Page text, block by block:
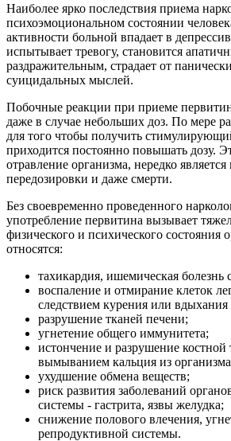
Наиболее ярко последствия приема
психоэмоциональном состоянии
активности больной впадает в
испытывает тревогу, становится
раздражительным, страдает от
суицидальных мыслей.
Побочные реакции при приеме
даже в случае небольших доз. По мере
для того чтобы получить
приходится постоянно повышать дозу.
отравление организма, нередко
передозировки и даже смерти.
Без своевременно проведенного
употребление первитина вызывает
физического и психического состояния
относятся:
тахикардия, ишемическая болезнь
воспаление и отмирание клеток
следствием курения или вдыхания
разрушение тканей печени;
угнетение общего иммунитета;
истончение и разрушение
вымыванием кальция из
ухудшение обмена веществ;
риск развития заболеваний
системы - гастрита, язвы желудка;
снижение полового влечения,
репродуктивной системы.